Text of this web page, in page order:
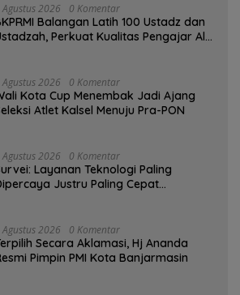
Agustus 2026 0 Komentar
Balangan Latih 100 Ustadz dan
Perkuat Kualitas Pengajar Al-
Agustus 2026 0 Komentar
Kota Cup Menembak Jadi Ajang
Atlet Kalsel Menuju Pra-PON
Agustus 2026 0 Komentar
Layanan Teknologi Paling
Justru Paling Cepat
Agustus 2026 0 Komentar
Secara Aklamasi, Hj Ananda
Pimpin PMI Kota Banjarmasin